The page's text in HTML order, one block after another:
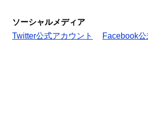
ソーシャルメディア
Twitter公式アカウント
Facebook